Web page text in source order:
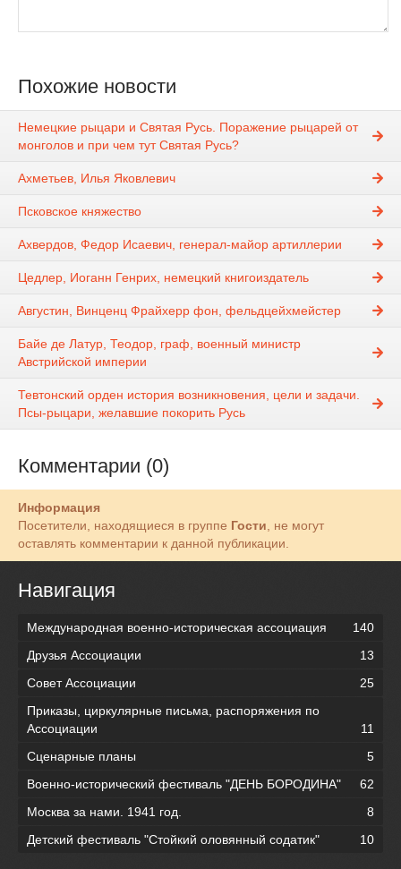
Похожие новости
Немецкие рыцари и Святая Русь. Поражение рыцарей от
монголов и при чем тут Святая Русь?
Ахметьев, Илья Яковлевич
Псковское княжество
Ахвердов, Федор Исаевич, генерал-майор артиллерии
Цедлер, Иоганн Генрих, немецкий книгоиздатель
Августин, Винценц Фрайхерр фон, фельдцейхмейстер
Байе де Латур, Теодор, граф, военный министр
Австрийской империи
Тевтонский орден история возникновения, цели и задачи.
Псы-рыцари, желавшие покорить Русь
Комментарии (0)
Информация
Посетители, находящиеся в группе Гости , не могут
оставлять комментарии к данной публикации.
Навигация
Международная военно-историческая ассоциация
140
Друзья Ассоциации
13
Совет Ассоциации
25
Приказы, циркулярные письма, распоряжения по
Ассоциации
11
Сценарные планы
5
Военно-исторический фестиваль "ДЕНЬ БОРОДИНА"
62
Москва за нами. 1941 год.
8
Детский фестиваль "Стойкий оловянный содатик"
10